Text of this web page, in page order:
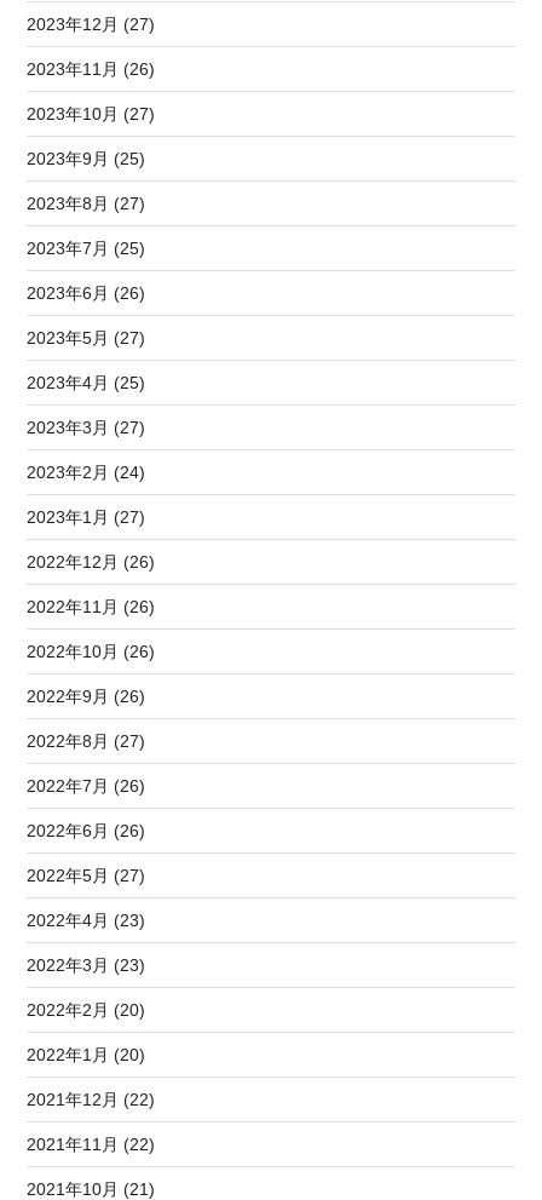
2023年12月 (27)
2023年11月 (26)
2023年10月 (27)
2023年9月 (25)
2023年8月 (27)
2023年7月 (25)
2023年6月 (26)
2023年5月 (27)
2023年4月 (25)
2023年3月 (27)
2023年2月 (24)
2023年1月 (27)
2022年12月 (26)
2022年11月 (26)
2022年10月 (26)
2022年9月 (26)
2022年8月 (27)
2022年7月 (26)
2022年6月 (26)
2022年5月 (27)
2022年4月 (23)
2022年3月 (23)
2022年2月 (20)
2022年1月 (20)
2021年12月 (22)
2021年11月 (22)
2021年10月 (21)